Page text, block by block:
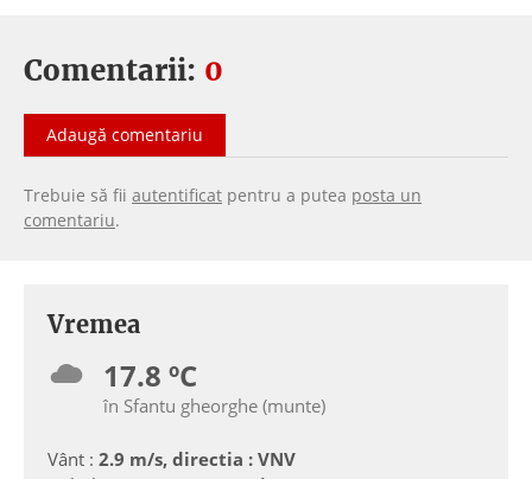
Comentarii: 0
Adaugă comentariu
Trebuie să fii autentificat pentru a putea posta un
comentariu.
Vremea
17.8 ºC
în Sfantu gheorghe (munte)
Vânt : 2.9 m/s, directia : VNV